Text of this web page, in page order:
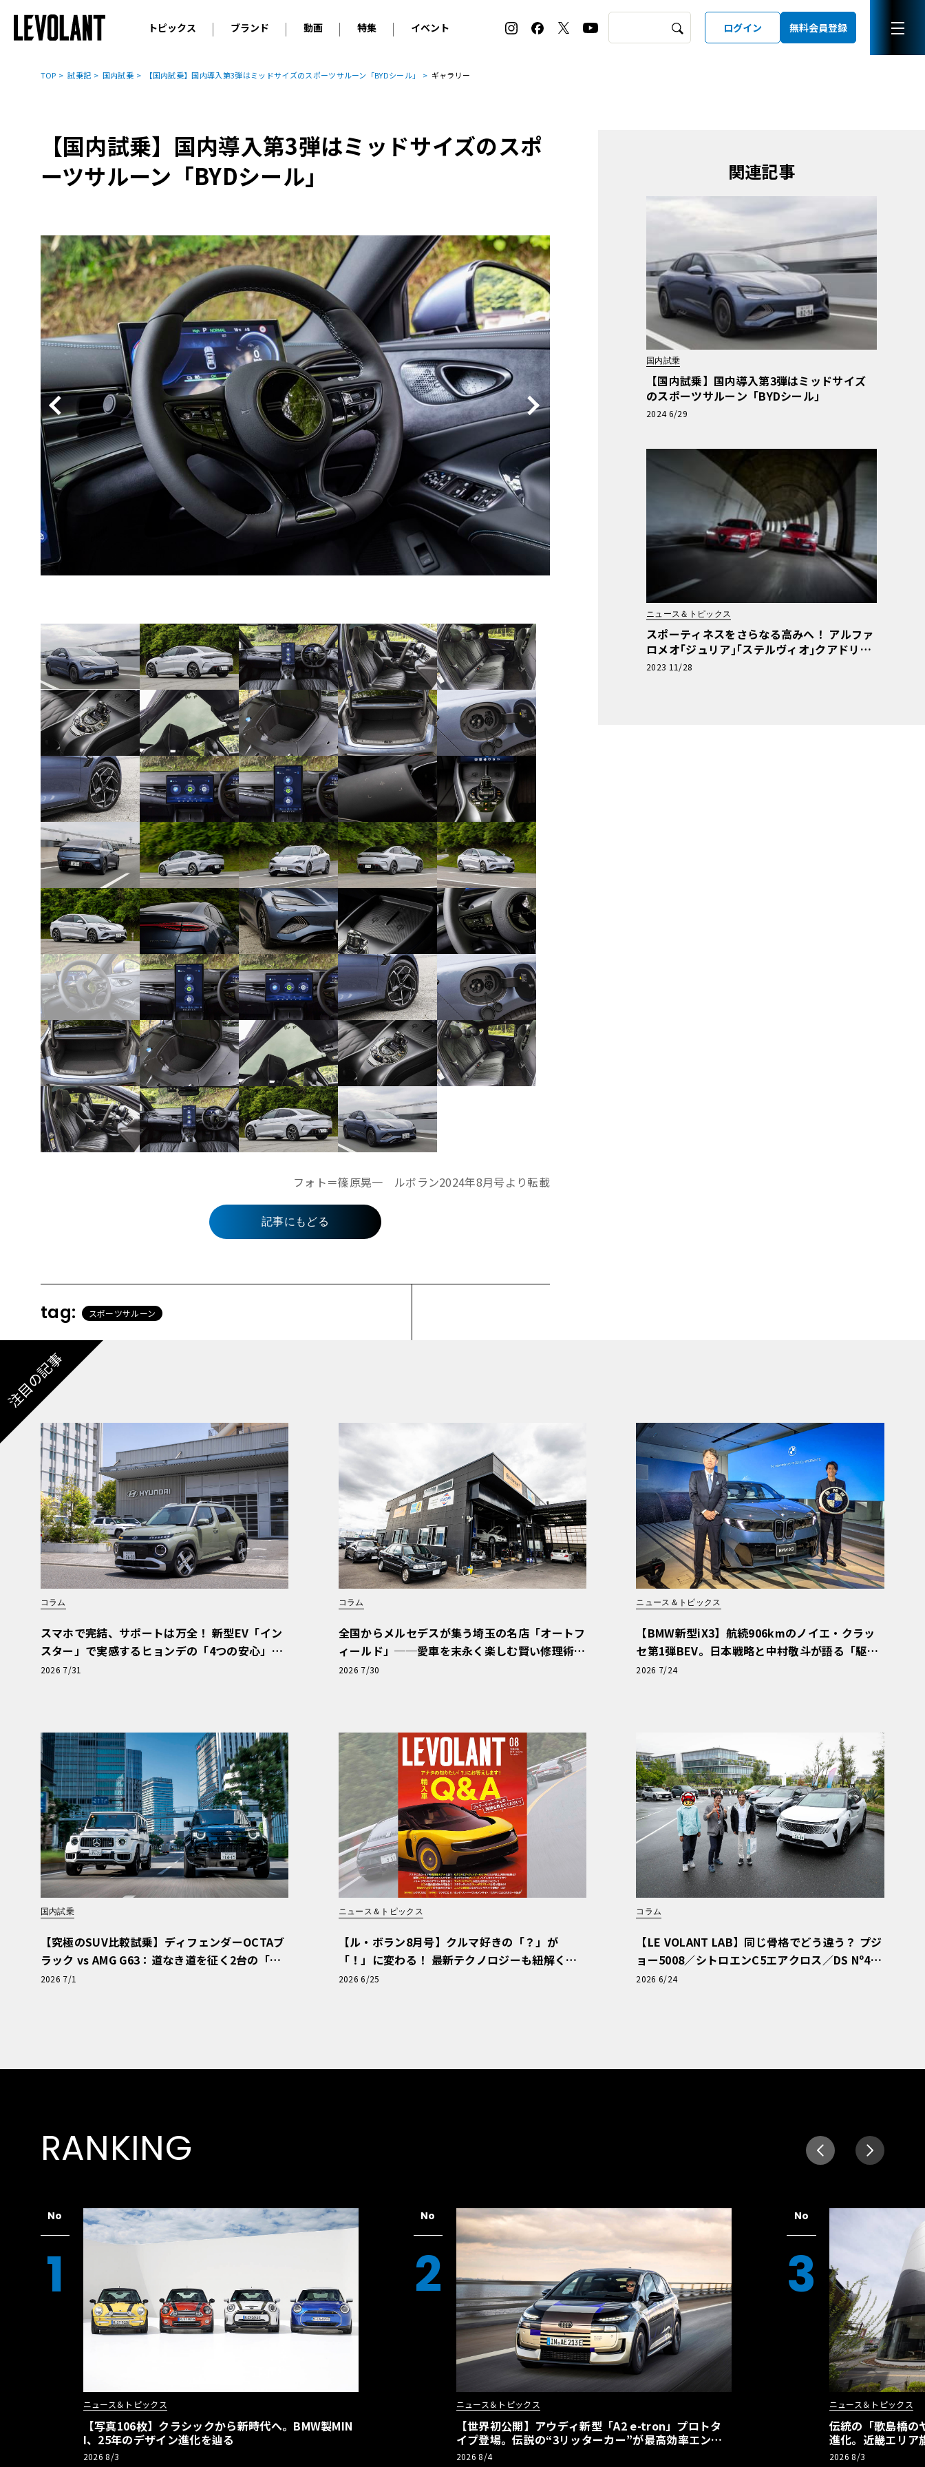
トピックス
ニュース
コラム
ブランド
輸入車 アウディ BMW
プジョー
ルノー
アバルト
アルファ・ロメオ
ランボルギーニ
MINI
モーガン
ロールス・ロイス
ボルボ
キャデラック
シボレー
ジープ
テスラ
ヒョンデ
BYD
その他
国産車 レクサス トヨタ
日産
ホンダ
スバル
マツダ
三菱
ダイハツ
スズキ
その他
動画
オリジナル動画
特集
2026 サマータイヤ＆ホイール バイヤーズガイド
ホイールカタログ
タイヤ特集
イベント
ル・ボラン カーズ・ミート2026横浜
EV:LIFE KOBE 2025
ル・ボラン カーズ・ミート2025横浜
ログイン 無料会員登録
TOP 試乗記 国内試乗 【国内試乗】国内導入第3弾はミッドサイズのスポーツサルーン「BYDシール」 ギャラリー
【国内試乗】国内導入第3弾はミッドサイズのスポ
ーツサルーン「BYDシール」
フォト＝篠原晃一 ルボラン2024年8月号より転載
記事にもどる
tag: スポーツサルーン
関連記事
国内試乗
【国内試乗】国内導入第3弾はミッドサイズ
のスポーツサルーン「BYDシール」
2024 6/29
ニュース＆トピックス
スポーティネスをさらなる高みへ！ アルファ
ロメオ｢ジュリア｣｢ステルヴィオ｣クアドリフ
ォリオの仕様を向上
2023 11/28
注目の記事
コラム
スマホで完結、サポートは万全！ 新型EV「イン
スター」で実感するヒョンデの「4つの安心」
【第1回・ヒョンデ6つの疑問：Why? Hyunda
2026 7/31
コラム
全国からメルセデスが集う埼玉の名店「オートフ
ィールド」──愛車を末永く楽しむ賢い修理術
と、プロがフックス製オイルを選ぶ理由〈PR〉
2026 7/30
ニュース＆トピックス
【BMW新型iX3】航続906kmのノイエ・クラッ
セ第1弾BEV。日本戦略と中村敬斗が語る「駆け
ぬける歓び」
2026 7/24
国内試乗
【究極のSUV比較試乗】ディフェンダーOCTAブ
ラック vs AMG G63：道なき道を征く2台の「対
極的アプローチ」
2026 7/1
ニュース＆トピックス
【ル・ボラン8月号】クルマ好きの「？」が
「！」に変わる！ 最新テクノロジーも紐解く
「輸入車Q&A」
2026 6/25
コラム
【LE VOLANT LAB】同じ骨格でどう違う？ プジ
ョー5008／シトロエンC5エアクロス／DS Nº4
読者一気乗りレポート
2026 6/24
RANKING
No
1
ニュース＆トピックス
【写真106枚】クラシックから新時代へ。BMW製MIN
I、25年のデザイン進化を辿る
2026 8/3
No
2
ニュース＆トピックス
【世界初公開】アウディ新型「A2 e-tron」プロトタ
イプ登場。伝説の“3リッターカー”が最高効率エント
リーBEVとして復活【画像38枚】
2026 8/4
No
3
ニュース＆トピックス
伝統の「歌島橋の
進化。近畿エリア
ーアル
2026 8/3